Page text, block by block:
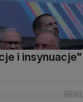
i insynuacje"